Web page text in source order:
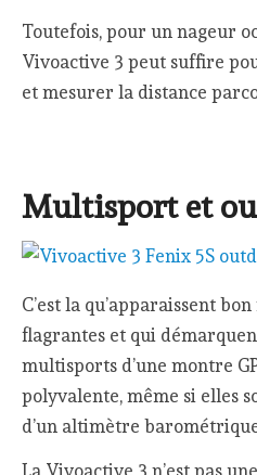
Toutefois, pour un nageur
Vivoactive 3 peut suffire
et mesurer la distance
Multisport et
C’est la qu’apparaissent
flagrantes et qui
multisports d’une montre
polyvalente, même si elles
d’un altimètre
La Vivoactive 3 n’est pas